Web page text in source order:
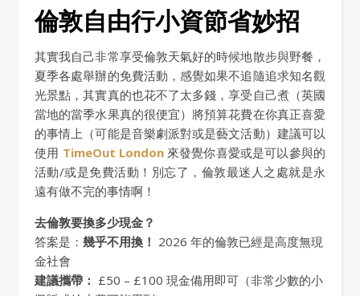
倫敦自由行小資節省妙招
其實我自己非常享受倫敦天氣好的時候地散步與野餐，
夏季各處舉辦的免費活動，感覺如果不追隨追求知名觀
光景點，其實真的也花不了太多錢，享受自己煮（英國
當地的當季水果真的很便宜）將預算花費在你真正喜愛
的事情上（可能是音樂劇派對或是藝文活動）建議可以
使用 TimeOut London 來發覺你喜愛或是可以參與的
活動/或是免費活動！別忘了，倫敦最迷人之處就是永
遠有做不完的事情啊！
去倫敦要換多少現金？
答案是： 幾乎不用換！ 2026 年的倫敦已經是高度無現
金社會
建議攜帶： £50 – £100 現金備用即可（非常少數的小